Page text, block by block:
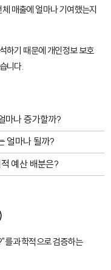
매출에 얼마나 기여했는지
하기 때문에 개인정보 보호
니다.
마나 증가할까?
얼마나 될까?
예산 배분은?
를 과학적으로 검증하는